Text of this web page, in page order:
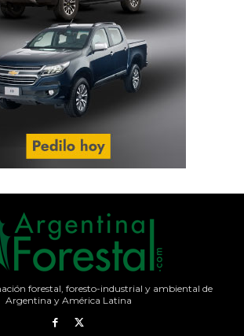
forestal, foresto-industrial y ambiental de
Argentina y América Latina